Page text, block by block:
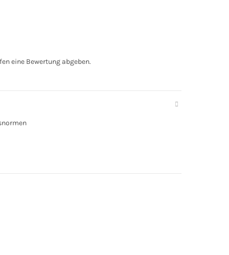
eine Bewertung abgeben.